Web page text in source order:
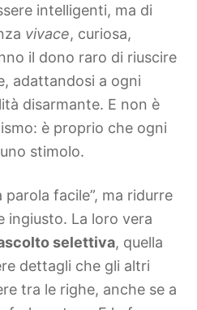
intelligenti, ma di
vivace, curiosa,
il dono raro di riuscire
adattandosi a ogni
disarmante. E non è
è proprio che ogni
stimolo.
parola facile”, ma ridurre
ingiusto. La loro vera
selettiva, quella
dettagli che gli altri
tra le righe, anche se a